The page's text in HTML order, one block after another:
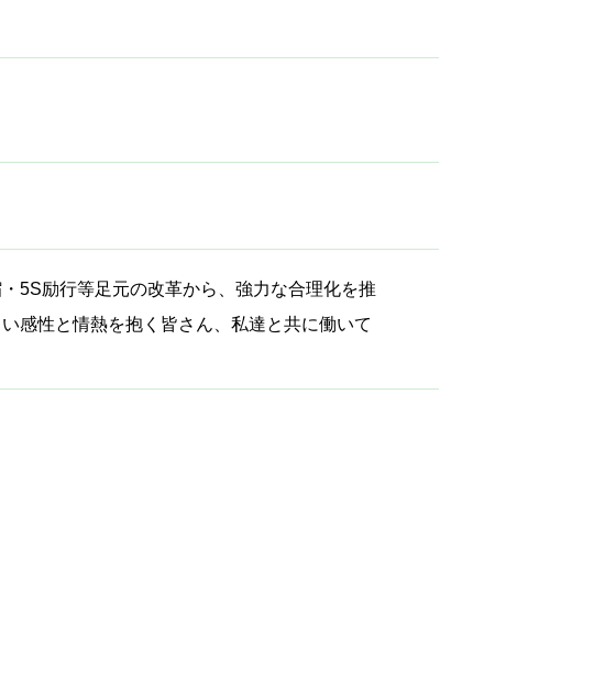
5S励行等足元の改革から、強力な合理化を推
感性と情熱を抱く皆さん、私達と共に働いて